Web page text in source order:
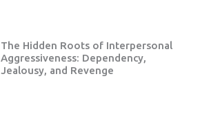
The Hidden Roots of Interpersonal
Aggressiveness: Dependency,
Jealousy, and Revenge